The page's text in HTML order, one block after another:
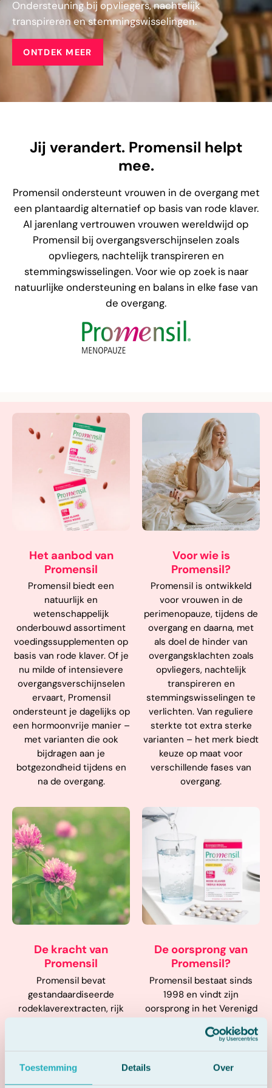
Toestemming Details Over
Ondersteuning bij opvliegers, nachtelijk
transpireren en stemmingswisselingen.
ONTDEK MEER
Jij verandert. Promensil helpt
mee.
Promensil ondersteunt vrouwen in de overgang met
een plantaardig alternatief op basis van rode klaver.
Al jarenlang vertrouwen vrouwen wereldwijd op
Promensil bij overgangsverschijnselen zoals
opvliegers, nachtelijk transpireren en
stemmingswisselingen. Voor wie op zoek is naar
natuurlijke ondersteuning en balans in elke fase van
de overgang.
Het aanbod van
Promensil
Promensil biedt een
natuurlijk en
wetenschappelijk
onderbouwd assortiment
voedingssupplementen op
basis van rode klaver. Of je
nu milde of intensievere
overgangsverschijnselen
ervaart, Promensil
ondersteunt je dagelijks op
een hormoonvrije manier –
met varianten die ook
bijdragen aan je
botgezondheid tijdens en
na de overgang.
Voor wie is
Promensil?
Promensil is ontwikkeld
voor vrouwen in de
perimenopauze, tijdens de
overgang en daarna, met
als doel de hinder van
overgangsklachten zoals
opvliegers, nachtelijk
transpireren en
stemmingswisselingen te
verlichten. Van reguliere
sterkte tot extra sterke
varianten – het merk biedt
keuze op maat voor
verschillende fases van
overgang.
De kracht van
Promensil
Promensil bevat
gestandaardiseerde
rodeklaverextracten, rijk
manier helpen verlichten.
De oorsprong van
Promensil?
Promensil bestaat sinds
1998 en vindt zijn
oorsprong in het Verenigd
jaar biedt het merk
ondersteuning bij